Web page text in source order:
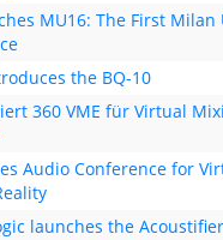
MU16: The First Milan
the BQ-10
360 VME für Virtual
Audio Conference for
launches the